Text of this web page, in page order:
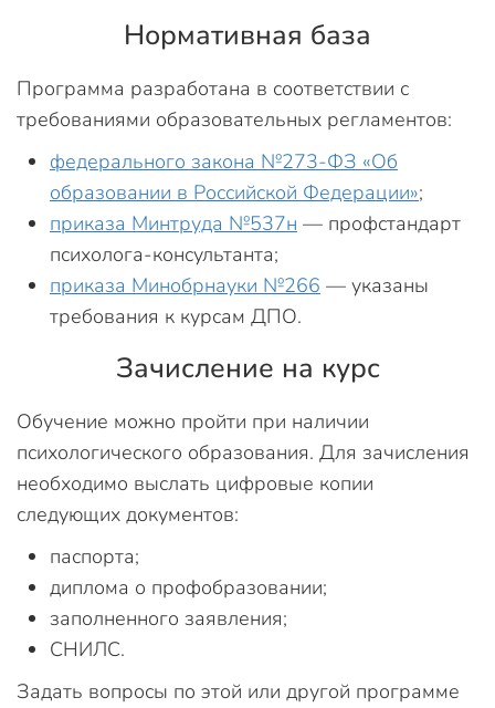
Нормативная база
Программа разработана в соответствии с
требованиями образовательных регламентов:
федерального закона №273-ФЗ «Об
образовании в Российской Федерации»;
приказа Минтруда №537н — профстандарт
психолога-консультанта;
приказа Минобрнауки №266 — указаны
требования к курсам ДПО.
Зачисление на курс
Обучение можно пройти при наличии
психологического образования. Для зачисления
необходимо выслать цифровые копии
следующих документов:
паспорта;
диплома о профобразовании;
заполненного заявления;
СНИЛС.
Задать вопросы по этой или другой программе